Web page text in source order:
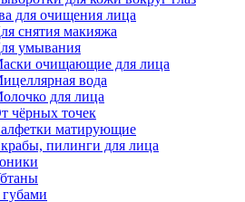
для очищения лица
снятия макияжа
умывания
очищающие для лица
вода
для лица
чёрных точек
матирующие
пилинги для лица
губами